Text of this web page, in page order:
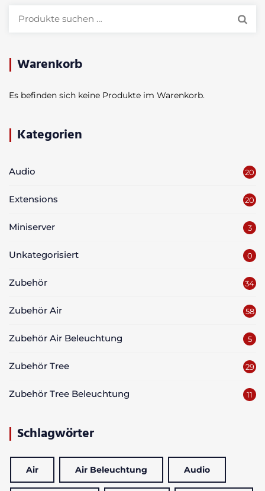
Warenkorb
Es befinden sich keine Produkte im Warenkorb.
Kategorien
Audio 20
Extensions 20
Miniserver 3
Unkategorisiert 0
Zubehör 34
Zubehör Air 58
Zubehör Air Beleuchtung 5
Zubehör Tree 29
Zubehör Tree Beleuchtung 11
Schlagwörter
Air Air Beleuchtung Audio